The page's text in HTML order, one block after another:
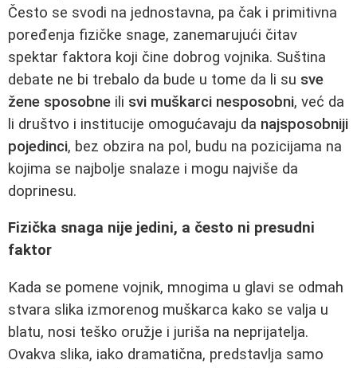
Često se svodi na jednostavna, pa čak i primitivna
poređenja fizičke snage, zanemarujući čitav
spektar faktora koji čine dobrog vojnika. Suština
debate ne bi trebalo da bude u tome da li su sve
žene sposobne ili svi muškarci nesposobni, već da
li društvo i institucije omogućavaju da najsposobniji
pojedinci, bez obzira na pol, budu na pozicijama na
kojima se najbolje snalaze i mogu najviše da
doprinesu.
Fizička snaga nije jedini, a često ni presudni
faktor
Kada se pomene vojnik, mnogima u glavi se odmah
stvara slika izmorenog muškarca kako se valja u
blatu, nosi teško oružje i juriša na neprijatelja.
Ovakva slika, iako dramatična, predstavlja samo